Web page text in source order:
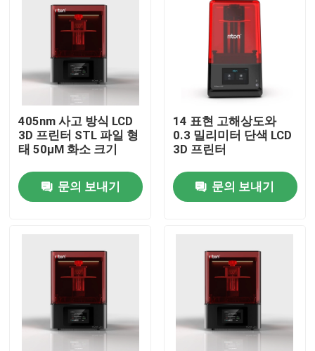
회사 소개
접촉
405nm 사고 방식 LCD
3D 프린터 STL 파일 형
태 50μM 화소 크기
문의 보내기
14 표현 고해상도와
0.3 밀리미터 단색 LCD
3D 프린터
문의 보내기